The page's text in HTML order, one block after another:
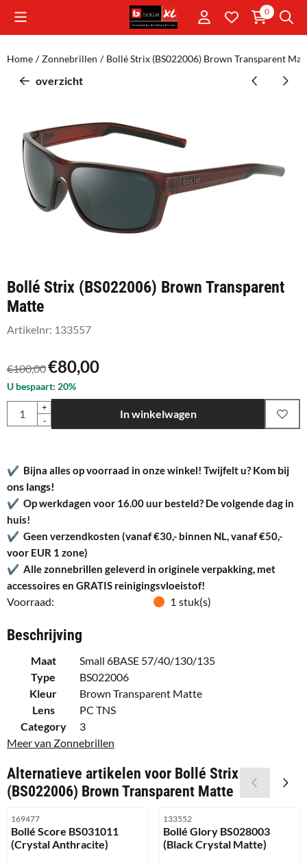
Cookievoorkeuren zijn momenteel gesloten. 0
Home / Zonnebrillen / Bollé Strix (BS022006) Brown Transparent
overzicht
Bollé Strix (BS022006) Brown Transparent
Matte
Artikelnr: 133557
€100,00€80,00
U bespaart: 20%
Aantal
+
-
In winkelwagen
✔ Bijna alles op voorraad in onze winkel! Twijfelt u? Kom bij
ons langs!
✔ Op werkdagen voor 16.00 uur besteld? De volgende dag in
huis!
✔ Geen verzendkosten (vanaf €30,- binnen NL, vanaf €50,-
voor EUR 1 zone)
✔ Alle zonnebrillen geleverd in originele verpakking, met
accessoires en GRATIS reinigingsvloeistof!
Voorraad: 1 stuk(s)
Beschrijving
Maat
Small 6BASE 57/40/130/135
Type
BS022006
Kleur
Brown Transparent Matte
Lens
PC TNS
Category
3
Meer van Zonnebrillen
Alternatieve artikelen voor Bollé Strix
(BS022006) Brown Transparent Matte
Artikelnummer
169477
Bollé Score BS031011
(Crystal Anthracite)
Artikelnummer
133552
Bollé Glory BS028003
(Black Crystal Matte)